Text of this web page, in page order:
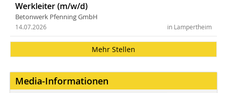
Werkleiter (m/w/d)
Betonwerk Pfenning GmbH
in Lampertheim
14.07.2026
Mehr Stellen
Media-Informationen